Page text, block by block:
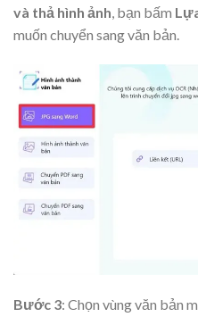
và thả hình ảnh, bạn bấm
muốn chuyển sang văn bản.
Bước 3: Chọn vùng văn bản